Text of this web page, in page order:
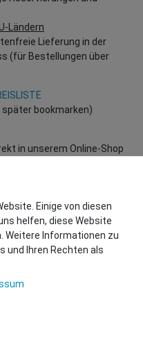
Ländern
Lieferung in der
(für Bestellungen über
bookmarken)
in unserem Online-Shop
– gültige EU UID
Team
Einige von diesen
helfen, diese Website
Weitere Informationen zu
und Ihren Rechten als